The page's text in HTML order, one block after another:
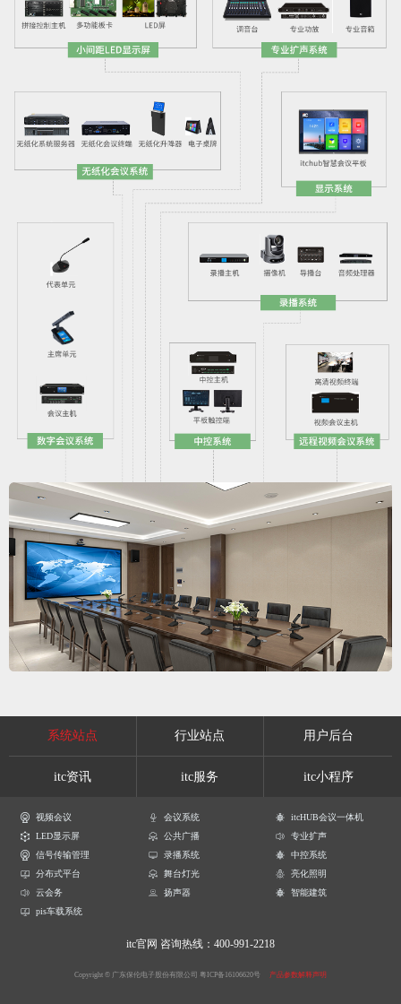
系统站点 行业站点 用户后台
itc资讯 itc服务 itc小程序
视频会议 会议系统
itcHUB会议一体机
LED显示屏
公共广播
专业扩声
信号传输管理
录播系统
中控系统
分布式平台
舞台灯光
亮化照明
云会务
扬声器
智能建筑
pis车载系统
itc官网 咨询热线：400-991-2218
Copyright © 广东保伦电子股份有限公司 粤ICP备16106620号 产品参数解释声明